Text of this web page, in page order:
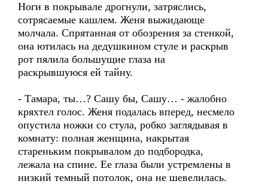
Ноги в покрывале дрогнули, затряслись,
сотрясаемые кашлем. Женя выжидающе
молчала. Спрятанная от обозрения за стенкой,
она ютилась на дедушкином стуле и раскрыв
рот пялила большущие глаза на
раскрывшуюся ей тайну.
- Тамара, ты…? Сашу бы, Сашу… - жалобно
кряхтел голос. Женя подалась вперед, несмело
опустила ножки со стула, робко заглядывая в
комнату: полная женщина, накрытая
стареньким покрывалом до подбородка,
лежала на спине. Ее глаза были устремлены в
низкий темный потолок, она не шевелилась.